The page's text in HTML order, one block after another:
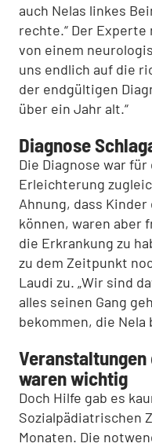
auch Nelas linkes
rechte.“ Der
von einem
uns endlich auf die
der endgültigen
über ein Jahr alt.“
Diagnose
Die Diagnose war
Erleichterung
Ahnung, dass
können, waren aber
die Erkrankung zu
zu dem Zeitpunkt
Laudi zu. „Wir sind
alles seinen Gang
bekommen, die Nela
waren wichtig
Doch Hilfe gab es
Sozialpädiatrischen
Monaten. Die